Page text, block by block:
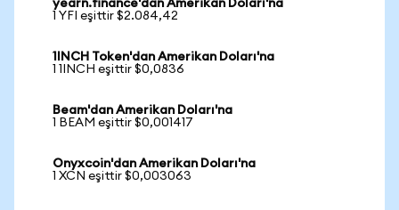
yearn.finance'dan Amerikan Doları'na
1 YFI eşittir $2.084,42
1INCH Token'dan Amerikan Doları'na
1 1INCH eşittir $0,0836
Beam'dan Amerikan Doları'na
1 BEAM eşittir $0,001417
Onyxcoin'dan Amerikan Doları'na
1 XCN eşittir $0,003063